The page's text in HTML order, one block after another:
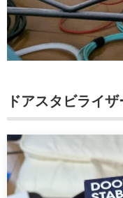
ドアスタビライザ